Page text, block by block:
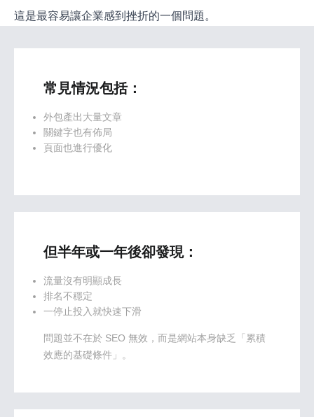
這是最容易讓企業感到挫折的一個問題。
常見情況包括：
外包產出大量文章
關鍵字也有佈局
頁面也進行優化
但半年或一年後卻發現：
流量沒有明顯成長
排名不穩定
一停止投入就快速下滑
問題並不在於 SEO 無效，而是網站本身缺乏「累積
效應的基礎條件」。